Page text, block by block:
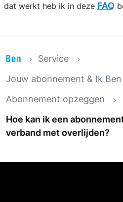
dat werkt heb ik in deze FAQ
Service
Jouw abonnement & Ik Ben
Abonnement opzeggen
Hoe kan ik een
verband met overlijden?